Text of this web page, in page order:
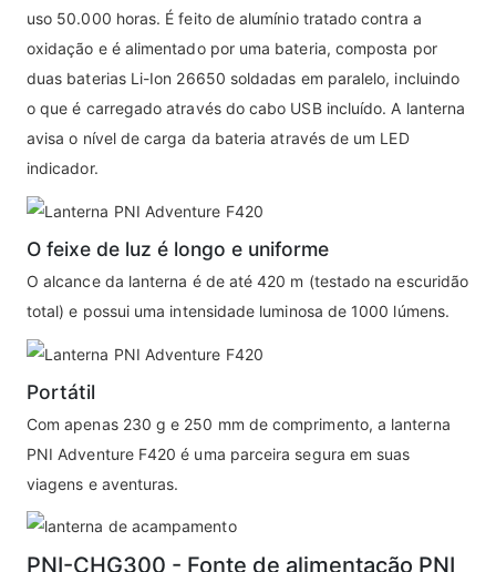
uso 50.000 horas. É feito de alumínio tratado contra a
oxidação e é alimentado por uma bateria, composta por
duas baterias Li-Ion 26650 soldadas em paralelo, incluindo
o que é carregado através do cabo USB incluído. A lanterna
avisa o nível de carga da bateria através de um LED
indicador.
O feixe de luz é longo e uniforme
O alcance da lanterna é de até 420 m (testado na escuridão
total) e possui uma intensidade luminosa de 1000 lúmens.
Portátil
Com apenas 230 g e 250 mm de comprimento, a lanterna
PNI Adventure F420 é uma parceira segura em suas
viagens e aventuras.
PNI-CHG300 - Fonte de alimentação PNI